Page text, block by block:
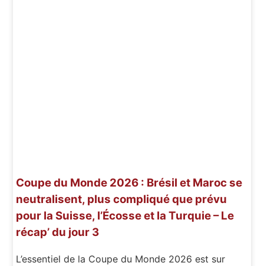
Coupe du Monde 2026 : Brésil et Maroc se
neutralisent, plus compliqué que prévu
pour la Suisse, l’Écosse et la Turquie – Le
récap’ du jour 3
L’essentiel de la Coupe du Monde 2026 est sur